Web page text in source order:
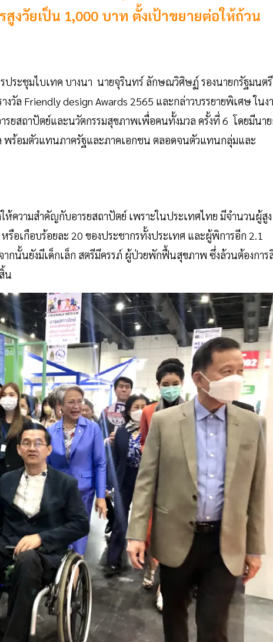
สูงวัยเป็น 1,000 บาท ตั้งเป้าขยายต่อให้ถ้วน
ประชุมไบเทค บางนา นายจุรินทร์ ลักษณวิศิษฏ์ รองนายกรัฐมนตรี
วัล Friendly design Awards 2565 และกล่าวบรรยายพิเศษ ในง
รยสถาปัตย์และนวัตกรรมสุขภาพเพื่อคนทั้งมวล ครั้งที่ 6 โดยมีนา
ร้อมตัวแทนภาครัฐและภาคเอกชน ตลอดจนตัวแทนกลุ่มและ
ความสำคัญกับอารยสถาปัตย์ เพราะในประเทศไทย มีจำนวนผู้สูง
อเกือบร้อยละ 20 ของประชากรทั้งประเทศ และผู้พิการอีก 2.1
กนั้นยังมีเด็กเล็ก สตรีมีครรภ์ ผู้ป่วยพักฟื้นสุขภาพ ซึ่งล้วนต้องการ
น